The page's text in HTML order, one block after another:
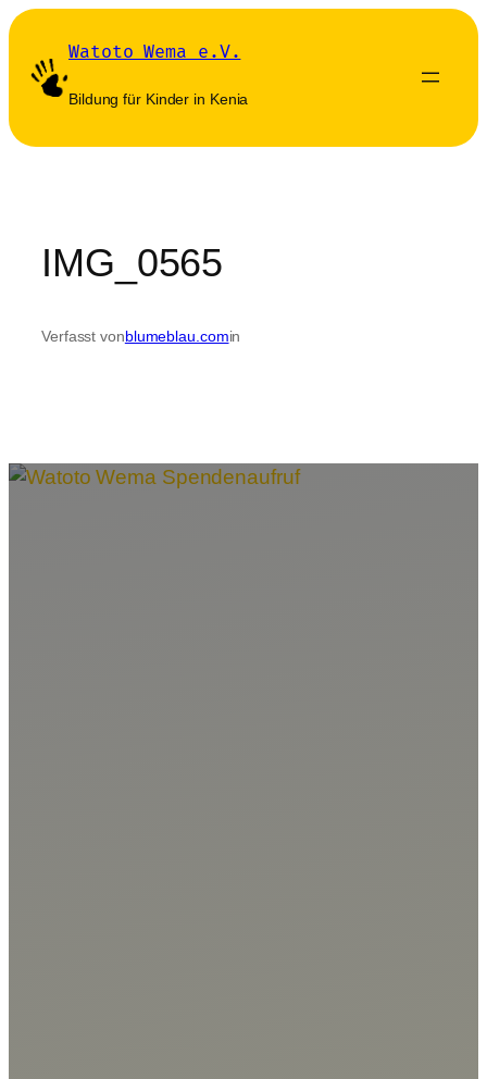
Zum
springen
Watoto Wema e.V.
Bildung für Kinder in Kenia
IMG_0565
Verfasst vonblumeblau.comin